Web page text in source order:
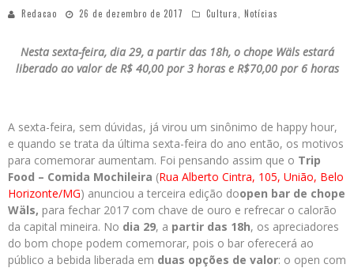
Redacao 26 de dezembro de 2017 Cultura Notícias
Nesta sexta-feira, dia 29, a partir das 18h, o chope Wäls estará
liberado ao valor de R$ 40,00 por 3 horas e R$70,00 por 6 horas
A sexta-feira, sem dúvidas, já virou um sinônimo de happy hour,
e quando se trata da última sexta-feira do ano então, os motivos
para comemorar aumentam. Foi pensando assim que o Trip
Food – Comida Mochileira (Rua Alberto Cintra, 105, União, Belo
Horizonte/MG) anunciou a terceira edição doopen bar de chope
Wäls, para fechar 2017 com chave de ouro e refrecar o calorão
da capital mineira. No dia 29, a partir das 18h, os apreciadores
do bom chope podem comemorar, pois o bar oferecerá ao
público a bebida liberada em duas opções de valor: o open com